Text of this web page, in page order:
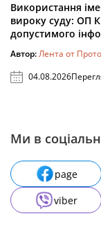
Використання
вироку суду: ОП
допустимого
Автор:Лента от
04.08.2026
Ми в
page
viber